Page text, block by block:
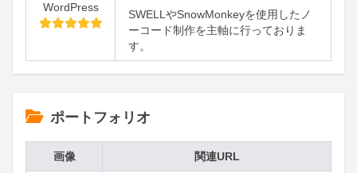
WordPress
SWELLやSnowMonkeyを使用したノ
ーコード制作を主軸に行っておりま
す。
ポートフォリオ
画像 関連URL